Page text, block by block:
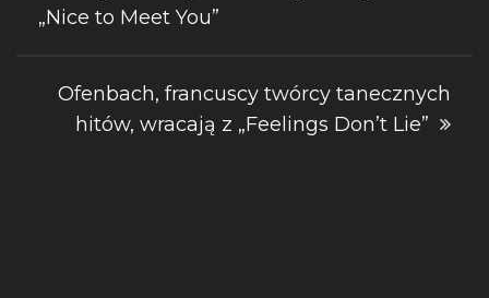
wpisu
„Nice to Meet You”
Ofenbach, francuscy twórcy tanecznych
hitów, wracają z „Feelings Don’t Lie”